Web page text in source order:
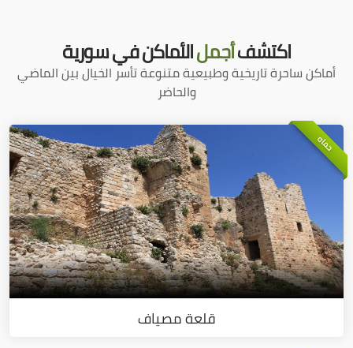
اكتشفأجملالأماكن في سورية
أماكن ساحرة تاريخية وطبيعية متنوعة تأسر الخيال بين الماضي
والحاضر
حماه
قلعة مصياف